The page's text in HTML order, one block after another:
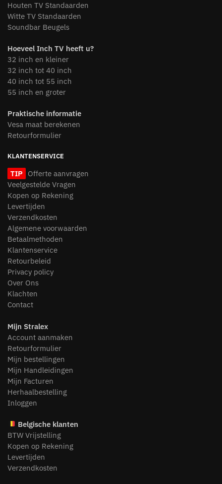
Houten TV Standaarden
Witte TV Standaarden
Soundbar Beugels
Hoeveel Inch TV heeft u?
32 inch en kleiner
32 inch tot 40 inch
40 inch tot 55 inch
55 inch en groter
Praktische informatie
Vesa maat berekenen
Retourformulier
KLANTENSERVICE
TIP
Offerte aanvragen
Veelgestelde Vragen
Kopen op Rekening
Levertijden
Verzendkosten
Algemene voorwaarden
Betaalmethoden
Klantenservice
Retourbeleid
Privacy policy
Over Ons
Klachten
Contact
Mijn Stralex
Account aanmaken
Retourformulier
Mijn bestellingen
Mijn Handleidingen
Mijn Facturen
Herhaalbestelling
Inloggen
Belgische klanten
BTW Vrijstelling
Kopen op Rekening
Levertijden
Verzendkosten